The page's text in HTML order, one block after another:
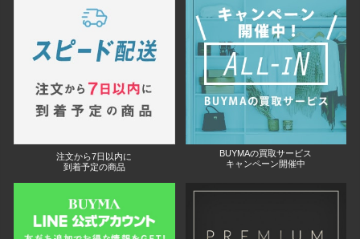
注文から7日以内に
到着予定の商品
BUYMAの買取サービス
キャンペーン開催中